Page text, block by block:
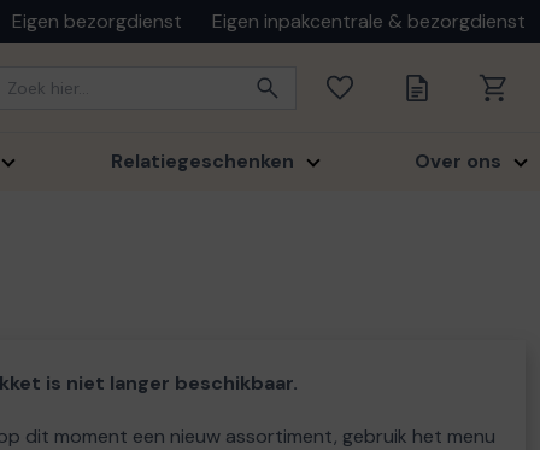
Eigen bezorgdienst Eigen inpakcentrale & bezorgdienst
Relatiegeschenken Over ons
is niet langer beschikbaar.
dit moment een nieuw assortiment, gebruik het menu